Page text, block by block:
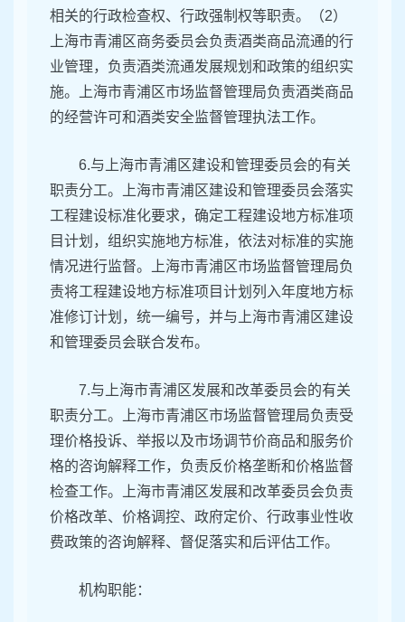
相关的行政检查权、行政强制权等职责。（2）
上海市青浦区商务委员会负责酒类商品流通的行
业管理，负责酒类流通发展规划和政策的组织实
施。上海市青浦区市场监督管理局负责酒类商品
的经营许可和酒类安全监督管理执法工作。
6.与上海市青浦区建设和管理委员会的有关
职责分工。上海市青浦区建设和管理委员会落实
工程建设标准化要求，确定工程建设地方标准项
目计划，组织实施地方标准，依法对标准的实施
情况进行监督。上海市青浦区市场监督管理局负
责将工程建设地方标准项目计划列入年度地方标
准修订计划，统一编号，并与上海市青浦区建设
和管理委员会联合发布。
7.与上海市青浦区发展和改革委员会的有关
职责分工。上海市青浦区市场监督管理局负责受
理价格投诉、举报以及市场调节价商品和服务价
格的咨询解释工作，负责反价格垄断和价格监督
检查工作。上海市青浦区发展和改革委员会负责
价格改革、价格调控、政府定价、行政事业性收
费政策的咨询解释、督促落实和后评估工作。
机构职能：